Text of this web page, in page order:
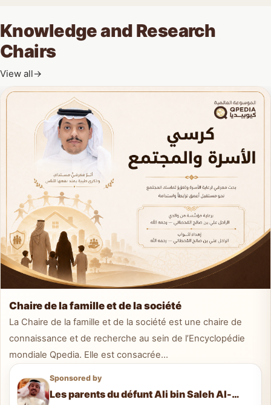
Knowledge and Research
Chairs
View all→
Chaire de la famille et de la société
La Chaire de la famille et de la société est une chaire de
connaissance et de recherche au sein de l’Encyclopédie
mondiale Qpedia. Elle est consacrée...
Sponsored by
Les parents du défunt Ali bin Saleh Al-